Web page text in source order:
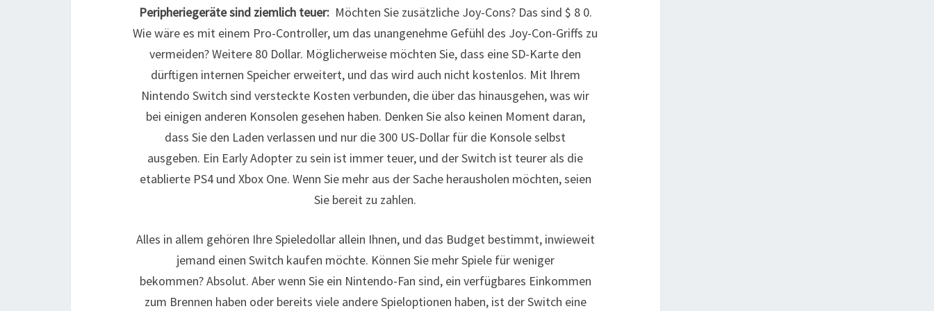
Peripheriegeräte sind ziemlich teuer: Möchten Sie zusätzliche Joy-Cons? Das sind $ 8 0.
Wie wäre es mit einem Pro-Controller, um das unangenehme Gefühl des Joy-Con-Griffs zu
vermeiden? Weitere 80 Dollar. Möglicherweise möchten Sie, dass eine SD-Karte den
dürftigen internen Speicher erweitert, und das wird auch nicht kostenlos. Mit Ihrem
Nintendo Switch sind versteckte Kosten verbunden, die über das hinausgehen, was wir
bei einigen anderen Konsolen gesehen haben. Denken Sie also keinen Moment daran,
dass Sie den Laden verlassen und nur die 300 US-Dollar für die Konsole selbst
ausgeben. Ein Early Adopter zu sein ist immer teuer, und der Switch ist teurer als die
etablierte PS4 und Xbox One. Wenn Sie mehr aus der Sache herausholen möchten, seien
Sie bereit zu zahlen.
Alles in allem gehören Ihre Spieledollar allein Ihnen, und das Budget bestimmt, inwieweit
jemand einen Switch kaufen möchte. Können Sie mehr Spiele für weniger
bekommen? Absolut. Aber wenn Sie ein Nintendo-Fan sind, ein verfügbares Einkommen
zum Brennen haben oder bereits viele andere Spieloptionen haben, ist der Switch eine